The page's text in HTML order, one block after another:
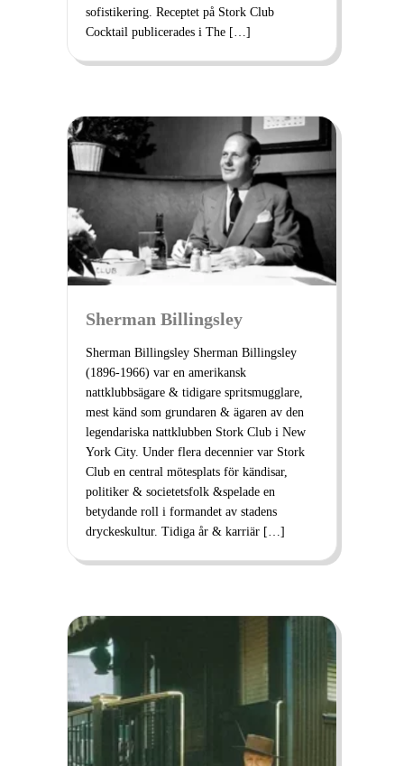
sofistikering. Receptet på Stork Club
Cocktail publicerades i The […]
Sherman Billingsley
Sherman Billingsley Sherman Billingsley
(1896-1966) var en amerikansk
nattklubbsägare & tidigare spritsmugglare,
mest känd som grundaren & ägaren av den
legendariska nattklubben Stork Club i New
York City. Under flera decennier var Stork
Club en central mötesplats för kändisar,
politiker & societetsfolk &spelade en
betydande roll i formandet av stadens
dryckeskultur. Tidiga år & karriär […]